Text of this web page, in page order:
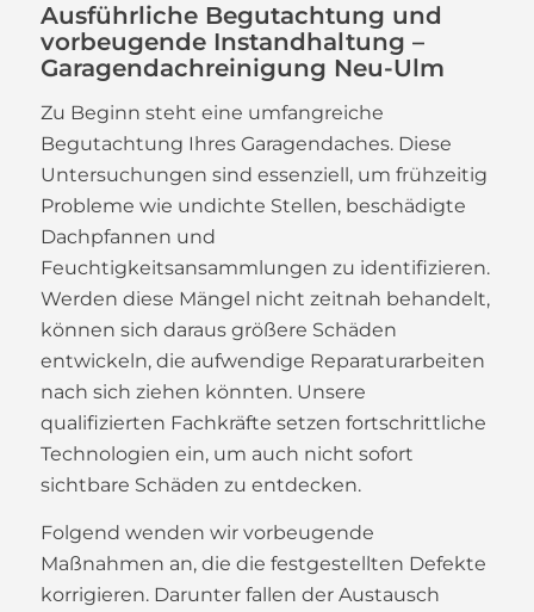
Ausführliche Begutachtung und
vorbeugende Instandhaltung –
Garagendachreinigung Neu-Ulm
Zu Beginn steht eine umfangreiche
Begutachtung Ihres Garagendaches. Diese
Untersuchungen sind essenziell, um frühzeitig
Probleme wie undichte Stellen, beschädigte
Dachpfannen und
Feuchtigkeitsansammlungen zu identifizieren.
Werden diese Mängel nicht zeitnah behandelt,
können sich daraus größere Schäden
entwickeln, die aufwendige Reparaturarbeiten
nach sich ziehen könnten. Unsere
qualifizierten Fachkräfte setzen fortschrittliche
Technologien ein, um auch nicht sofort
sichtbare Schäden zu entdecken.
Folgend wenden wir vorbeugende
Maßnahmen an, die die festgestellten Defekte
korrigieren. Darunter fallen der Austausch